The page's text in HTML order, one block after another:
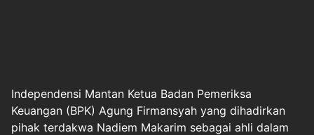
Independensi Mantan Ketua Badan Pemeriksa
Keuangan (BPK) Agung Firmansyah yang dihadirkan
pihak terdakwa Nadiem Makarim sebagai ahli dalam